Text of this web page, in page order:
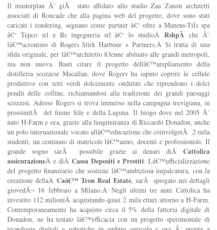
Il masterplan Ã¨ giÃ stato affidato allo studio Zaa Zanon architetti
associati di Roncade che alla pagina web del progetto, dove sono stati
caricati i rendering, segnano come partner â€“ oltre a Manens-Tifs spa
â€“ Tepco srl e Rs ingegneria srl â€“ lo studioÂRshpÂche Ã¨
lâ€™acronimo di Rogers Stirk Harbour + Partners.Â Si tratta di una
sfida originale, per lâ€™architetto 83enne abituato alle grandi metropoli,
ma non nuova. Basti citare il progetto dellâ€™ampliamento della
distilleria scozzese Macallan, dove Rogers ha saputo coprire le cellule
produttive con tetti verdi dolcemente ondulati che riprendono i dolci
pendii delle colline, richiamandosi alla tradizione dei grandi paesaggi
scozzesi. Adesso Rogers si trova immerso nella campagna trevigiana, in
prossimitÃ del fiume Sile e della Laguna. Il luogo dove nel 2005 Ã¨
nato H-Farm e ora, grazie alla lungimiranza di Riccardo Donadon, anche
un polo internazionale vocato allâ€™educazione che coinvolgerÃ 2 mila
studenti, un centinaio di matricole lâ€™anno, docenti e professionisti. Il
grande sogno sarÃ possibile grazie ai denari diÂ Cattolica
assicurazioneÂ e diÂCassa Depositi e Prestiti. Lâ€™ufficializzazione
del progetto finanziario che sostiene lâ€™ambiziosa impalcatura, con la
creazione dellaÂ Caâ€™ Tron Real Estate, sarÃ spiegato nei dettagli
giovedÃ¬ 16 febbraio a Milano.Â Negli ultimi tre anni Cattolica ha
investito 112 milioniÂ acquistando quasi 2 mila ettari attorno a H-Farm.
Contemporaneamente ha acquisto circa il 5% della fattoria digitale di
Donadon, ne ha testato lâ€™efficacia con un progetto sperimentale di